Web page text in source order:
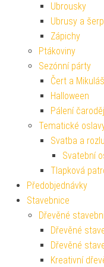
Ubrousky
Ubrusy a
Zápichy
Ptákoviny
Sezónní párty
Čert a Mikuláš
Halloween
Pálení
Tematické
Svatba a
Svatební
Tlapková
Předobjednávky
Stavebnice
Dřevěné
Dřevěné
Dřevěné
Kreativní